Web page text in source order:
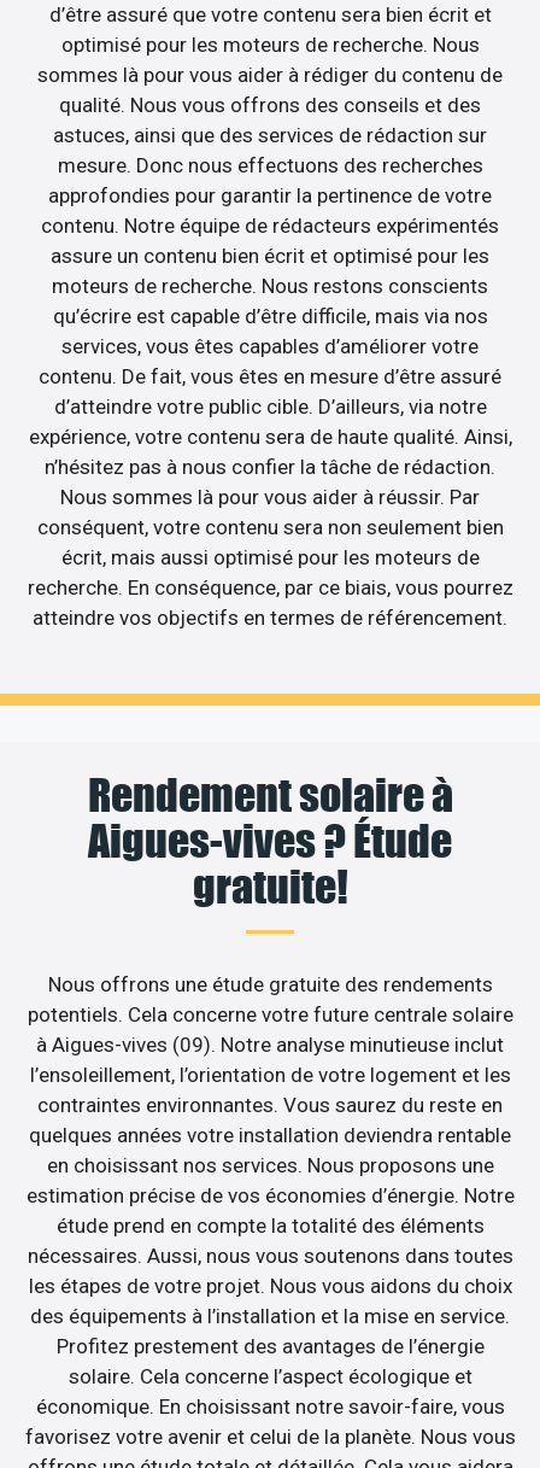
d’être assuré que votre contenu sera bien écrit et
optimisé pour les moteurs de recherche. Nous
sommes là pour vous aider à rédiger du contenu de
qualité. Nous vous offrons des conseils et des
astuces, ainsi que des services de rédaction sur
mesure. Donc nous effectuons des recherches
approfondies pour garantir la pertinence de votre
contenu. Notre équipe de rédacteurs expérimentés
assure un contenu bien écrit et optimisé pour les
moteurs de recherche. Nous restons conscients
qu’écrire est capable d’être difficile, mais via nos
services, vous êtes capables d’améliorer votre
contenu. De fait, vous êtes en mesure d’être assuré
d’atteindre votre public cible. D’ailleurs, via notre
expérience, votre contenu sera de haute qualité. Ainsi,
n’hésitez pas à nous confier la tâche de rédaction.
Nous sommes là pour vous aider à réussir. Par
conséquent, votre contenu sera non seulement bien
écrit, mais aussi optimisé pour les moteurs de
recherche. En conséquence, par ce biais, vous pourrez
atteindre vos objectifs en termes de référencement.
Rendement solaire à
Aigues-vives ? Étude
gratuite!
Nous offrons une étude gratuite des rendements
potentiels. Cela concerne votre future centrale solaire
à Aigues-vives (09). Notre analyse minutieuse inclut
l’ensoleillement, l’orientation de votre logement et les
contraintes environnantes. Vous saurez du reste en
quelques années votre installation deviendra rentable
en choisissant nos services. Nous proposons une
estimation précise de vos économies d’énergie. Notre
étude prend en compte la totalité des éléments
nécessaires. Aussi, nous vous soutenons dans toutes
les étapes de votre projet. Nous vous aidons du choix
des équipements à l’installation et la mise en service.
Profitez prestement des avantages de l’énergie
solaire. Cela concerne l’aspect écologique et
économique. En choisissant notre savoir-faire, vous
favorisez votre avenir et celui de la planète. Nous vous